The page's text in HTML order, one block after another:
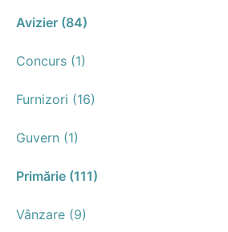
Avizier (84)
Concurs (1)
Furnizori (16)
Guvern (1)
Primărie (111)
Vânzare (9)